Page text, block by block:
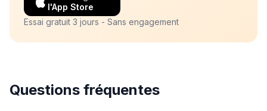
l'App Store
Essai gratuit 3 jours - Sans engagement
Questions fréquentes